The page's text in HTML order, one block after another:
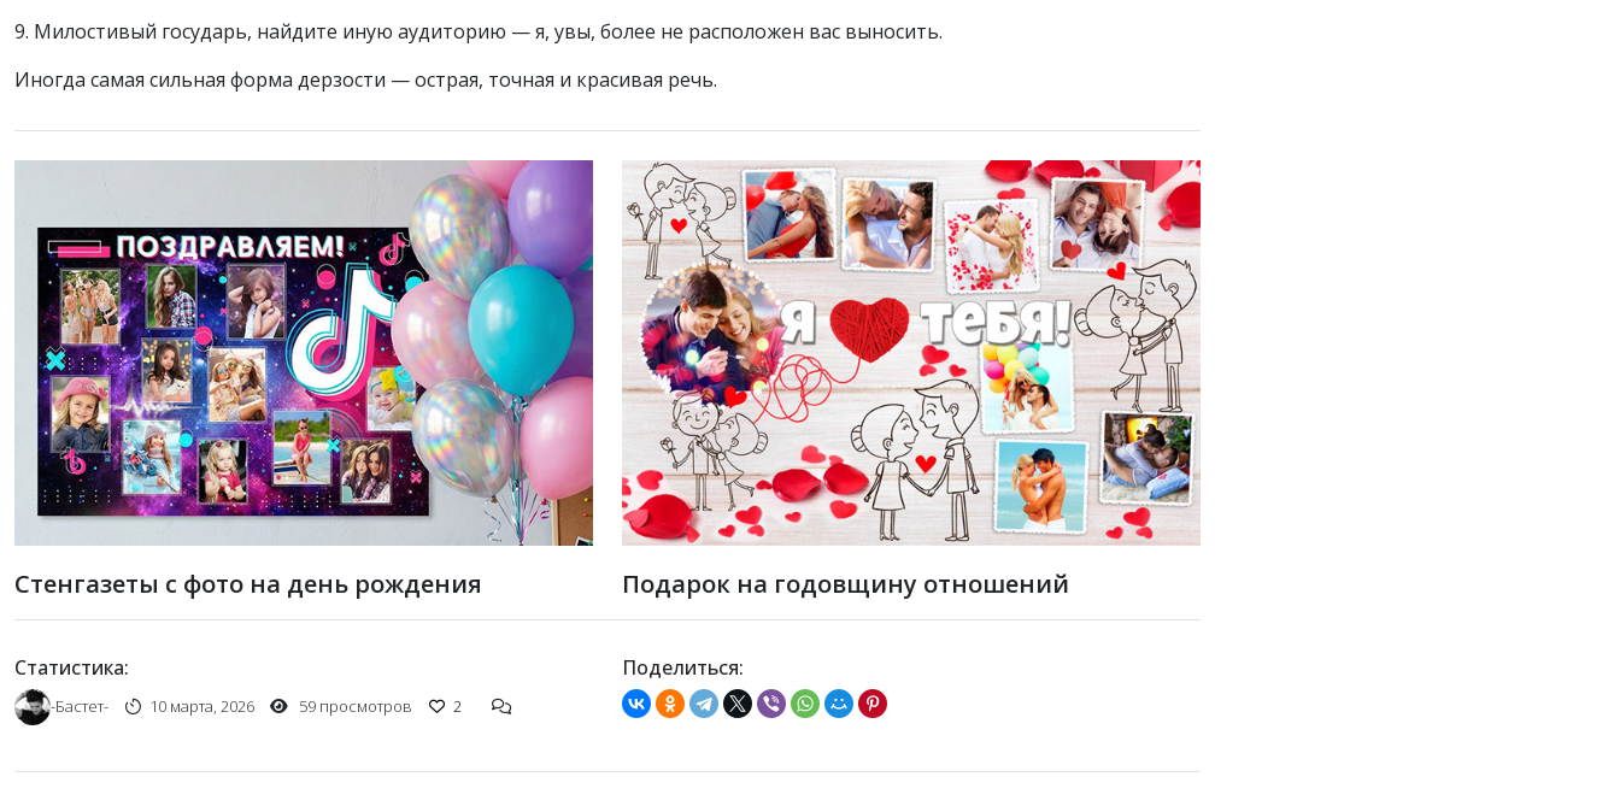
9. Милостивый государь, найдите иную аудиторию — я, увы, более не расположен вас выносить.
Иногда самая сильная форма дерзости — острая, точная и красивая речь.
Стенгазеты с фото на день рождения Подарок на годовщину отношений
Статистика:
-Бастет- 10 марта, 2026 59 просмотров 2
Поделиться: